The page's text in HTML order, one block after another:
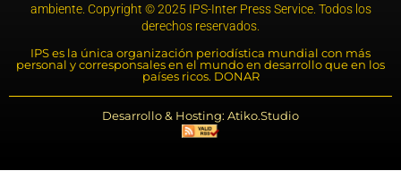
ambiente. Copyright © 2025 IPS-Inter Press Service. Todos los
derechos reservados.
IPS es la única organización periodística mundial con más
personal y corresponsales en el mundo en desarrollo que en los
países ricos. DONAR
Desarrollo & Hosting: Atiko.Studio